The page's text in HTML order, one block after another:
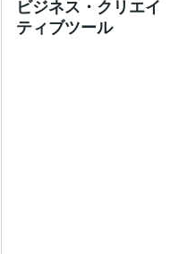
ビジネス・クリエイ
ティブツール